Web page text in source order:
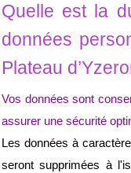
Quelle est la
données
Plateau
Vos données sont
assurer une sécurité
Les données à
seront supprimées à